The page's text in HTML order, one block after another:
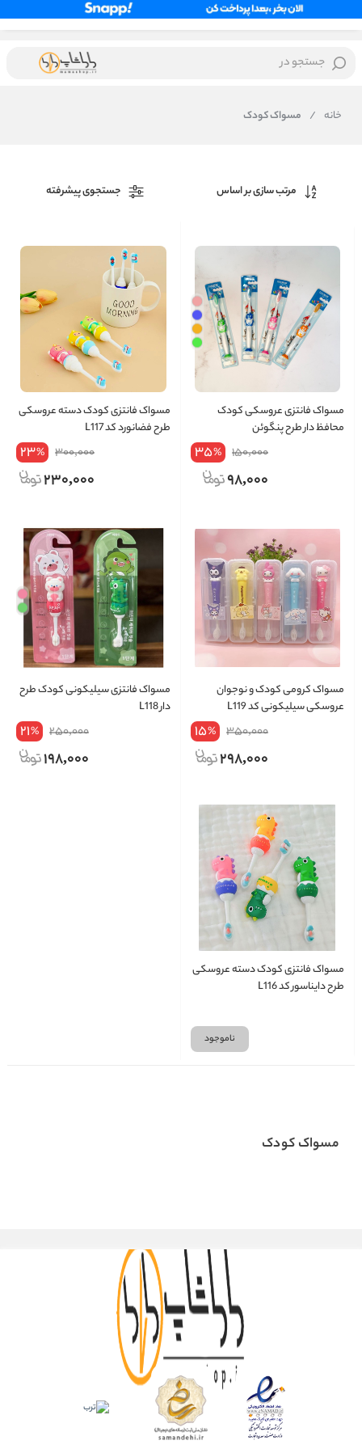
جستجو در
خانه / مسواک کودک
مرتب سازی بر اساس جستجوی پیشرفته
مسواک فانتزی عروسکی کودک
محافظ دار طرح پنگوئن
150,000
35%
98,000
مسواک فانتزی کودک دسته عروسکی
طرح فضانورد کد L117
300,000
23%
230,000
مسواک کرومی کودک و نوجوان
عروسکی سیلیکونی کد L119
350,000
15%
298,000
مسواک فانتزی سیلیکونی کودک طرح
دار L118
250,000
21%
198,000
مسواک فانتزی کودک دسته عروسکی
طرح دایناسور کد L116
ناموجود
مسواک کودک